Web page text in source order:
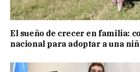
El sueño de crecer en familia:
nacional para adoptar a una